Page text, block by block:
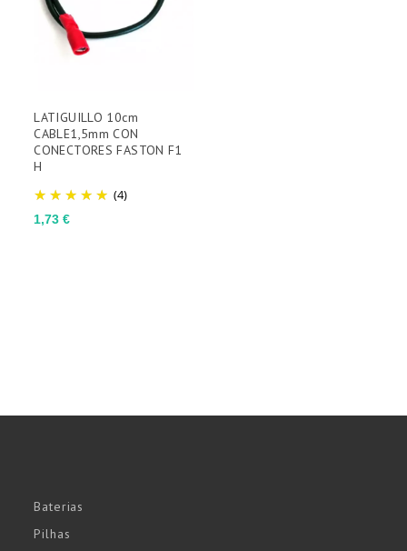
(4)
Preço
1,73 €
LATIGUILLO 10cm
CABLE1,5mm CON
CONECTORES FASTON F1
H
Baterias
Pilhas